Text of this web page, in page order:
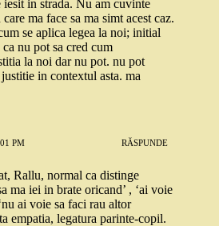
in strada. Nu am cuvinte
ma face sa ma simt acest caz.
se aplica legea la noi; initial
nu pot sa cred cum
la noi dar nu pot. nu pot
in contextul asta. ma
PM RĂSPUNDE
Rallu, normal ca distinge
ma iei in brate oricand’ , ‘ai voie
ai voie sa faci rau altor
empatia, legatura parinte-copil.